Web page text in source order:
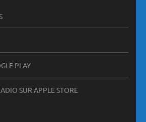
PLAY
SUR APPLE STORE